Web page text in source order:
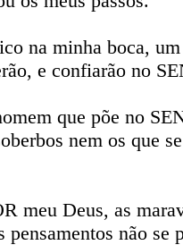
na minha boca,
e confiarão no
que põe no
nem os que
meu Deus, as
pensamentos não se